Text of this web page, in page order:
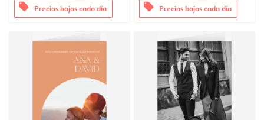
offers Precios bajos cada día offers Precios bajos cada día